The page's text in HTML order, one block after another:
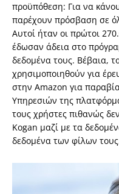
προϋπόθεση: Για να
παρέχουν πρόσβαση σε
Αυτοί ήταν οι πρώτοι
έδωσαν άδεια στο
δεδομένα τους. Βέβαια,
χρησιμοποιηθούν για
στην Amazon για
Υπηρεσιών της
τους χρήστες πιθανώς
Kogan μαζί με τα
δεδομένα των φίλων